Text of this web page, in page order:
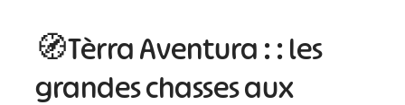
🧭Tèrra Aventura : : les
grandes chasses aux
#
#